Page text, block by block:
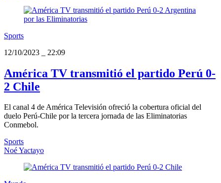
Sports
12/10/2023
22:09
América TV transmitió el partido Perú 0-
2 Chile
El canal 4 de América Televisión ofreció la cobertura oficial del
duelo Perú-Chile por la tercera jornada de las Eliminatorias
Conmebol.
Sports
Noé Yactayo